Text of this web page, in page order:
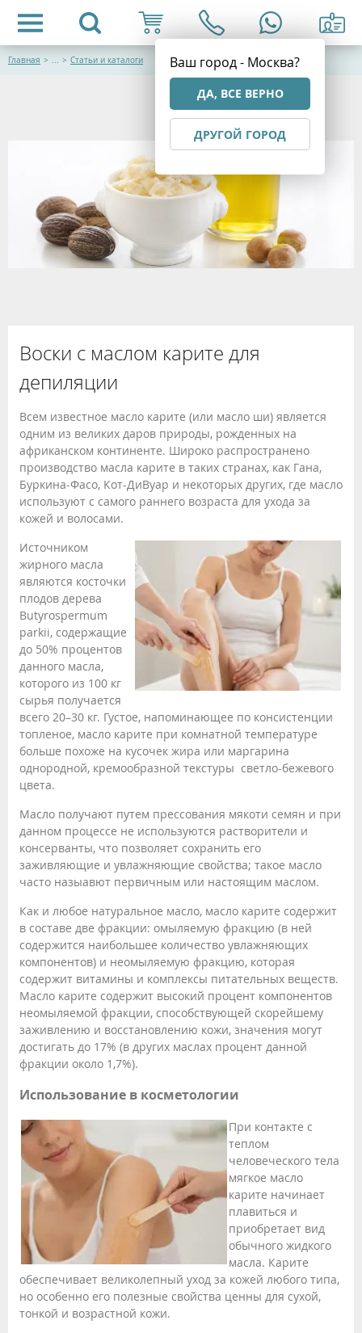
Ваш город - Москва?
ДА, ВСЕ ВЕРНО
ДРУГОЙ ГОРОД
Главная > ... > Статьи и каталоги
Воски с маслом карите для
депиляции
Всем известное масло карите (или масло ши) является
одним из великих даров природы, рожденных на
африканском континенте. Широко распространено
производство масла карите в таких странах, как Гана,
Буркина-Фасо, Кот-ДиВуар и некоторых других, где масло
используют с самого раннего возраста для ухода за
кожей и волосами.
Источником
жирного масла
являются косточки
плодов дерева
Butyrospermum
parkii, содержащие
до 50% процентов
данного масла,
которого из 100 кг
сырья получается
всего 20–30 кг. Густое, напоминающее по консистенции
топленое, масло карите при комнатной температуре
больше похоже на кусочек жира или маргарина
однородной, кремообразной текстуры светло-бежевого
цвета.
Масло получают путем прессования мякоти семян и при
данном процессе не используются растворители и
консерванты, что позволяет сохранить его
заживляющие и увлажняющие свойства; такое масло
часто назыавют первичным или настоящим маслом.
Как и любое натуральное масло, масло карите содержит
в составе две фракции: омыляемую фракцию (в ней
содержится наибольшее количество увлажняющих
компонентов) и неомыляемую фракцию, которая
содержит витамины и комплексы питательных веществ.
Масло карите содержит высокий процент компонентов
неомыляемой фракции, способствующей скорейшему
заживлению и восстановлению кожи, значения могут
достигать до 17% (в других маслах процент данной
фракции около 1,7%).
Использование в косметологии
При контакте с
теплом
человеческого тела
мягкое масло
карите начинает
плавиться и
приобретает вид
обычного жидкого
масла. Карите
обеспечивает великолепный уход за кожей любого типа,
но особенно его полезные свойства ценны для сухой,
тонкой и возрастной кожи.